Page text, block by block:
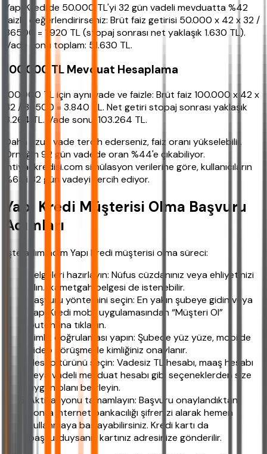
Yapı Kredi'de 50.000 TL'yi 32 gün vadeli mevduatta %42
faizle değerlendirirseniz: Brüt faiz getirisi 50.000 x 42 x 32 /
36500 = 1.920 TL (stopaj sonrası net yaklaşık 1.630 TL).
Vade sonu toplam: 51.630 TL.
100.000 TL Mevduat Hesaplama
100.000 TL için aynı vade ve faizle: Brüt faiz 100.000 x 42 x
32 / 36500 = 3.840 TL. Net getiri stopaj sonrası yaklaşık
3.264 TL. Vade sonu: 103.264 TL.
Daha uzun vade tercih ederseniz, faiz oranı yükselebilir.
Örneğin 92 gün vadede oran %44'e çıkabiliyor.
ihtiyackredisi.com simülasyon verilerine göre, kullanıcıların
%65'i 32 gün vadeyi tercih ediyor.
Yapı Kredi Müşterisi Olma Başvuru
Adımları
İşte adım adım Yapı Kredi müşterisi olma süreci:
Belgeleri hazırlayın: Nüfus cüzdanınız veya ehliyetinizi
alın. İkametgah belgesi de istenebilir.
Başvuru yöntemini seçin: En yakın şubeye gidin veya
Yapı Kredi mobil uygulamasından “Müşteri Ol”
butonuna tıklayın.
Kimlik doğrulaması yapın: Şubede yüz yüze, mobilde
video görüşme ile kimliğiniz onaylanır.
Hesap türünü seçin: Vadesiz TL hesabı, maaş hesabı
veya vadeli mevduat hesabı gibi seçeneklerden size
uygun olanı belirleyin.
Aktivasyonu tamamlayın: Başvuru onaylandıktan
sonra internet bankacılığı şifrenizi alarak hemen
kullanmaya başlayabilirsiniz. Kredi kartı da
başvurduysanız kartınız adresinize gönderilir.